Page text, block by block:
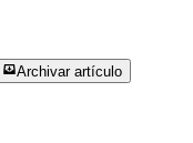
Archivar artículo